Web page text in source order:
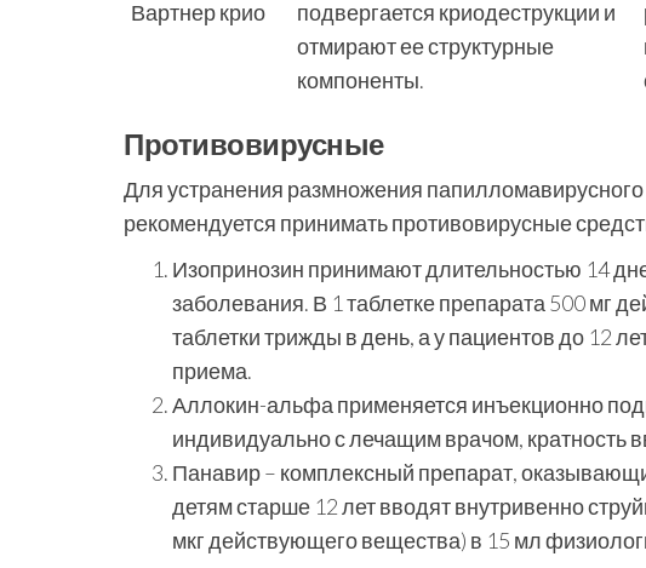
Вартнер крио
подвергается криодеструкции и
отмирают ее структурные
компоненты.
Противовирусные
Для устранения размножения
рекомендуется принимать противовирусные
Изопринозин принимают длительностью 14
заболевания. В 1 таблетке препарата 500 мг
таблетки трижды в день, а у пациентов до 12
приема.
Аллокин-альфа применяется инъекционно
индивидуально с лечащим врачом, кратность
Панавир – комплексный препарат,
детям старше 12 лет вводят внутривенно
мкг действующего вещества) в 15 мл